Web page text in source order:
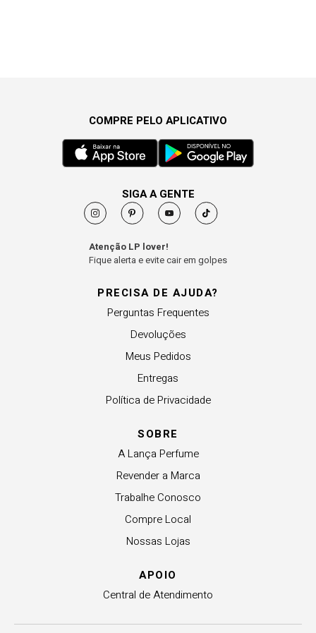
PRECISA DE AJUDA?
Perguntas Frequentes
Devoluções
Meus Pedidos
Entregas
Política de Privacidade
SOBRE
A Lança Perfume
Revender a Marca
Trabalhe Conosco
Compre Local
Nossas Lojas
APOIO
Central de Atendimento
COMPRE PELO APLICATIVO
SIGA A GENTE
Atenção LP lover!
Fique alerta e evite cair em golpes